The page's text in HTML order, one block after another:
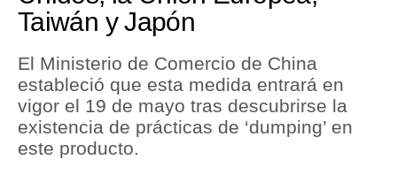
Perú
Política
Tu Dinero
Finanzas Personales
Taiwán y Japón
El Ministerio de Comercio de China
estableció que esta medida entrará en
vigor el 19 de mayo tras descubrirse la
existencia de prácticas de ‘dumping’ en
este producto.